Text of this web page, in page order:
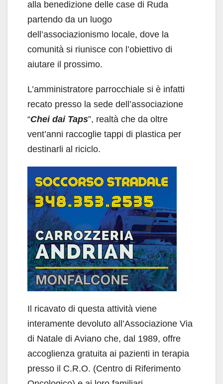
alla benedizione delle case di Ruda
partendo da un luogo
dell’associazionismo locale, dove la
comunità si riunisce con l’obiettivo di
aiutare il prossimo.
L’amministratore parrocchiale si è infatti
recato presso la sede dell’associazione
“Chei dai Taps”, realtà che da oltre
vent’anni raccoglie tappi di plastica per
destinarli al riciclo.
Il ricavato di questa attività viene
interamente devoluto all’Associazione Via
di Natale di Aviano che, dal 1989, offre
accoglienza gratuita ai pazienti in terapia
presso il C.R.O. (Centro di Riferimento